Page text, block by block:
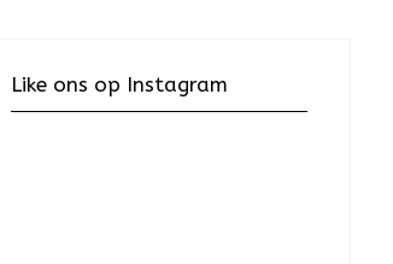
Like ons op Instagram